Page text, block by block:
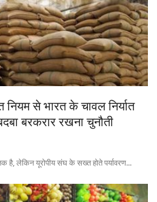
से भारत के चावल निर्यात
बरकरार रखना चुनौती
है, लेकिन यूरोपीय संघ के सख्त होते पर्यावरण...